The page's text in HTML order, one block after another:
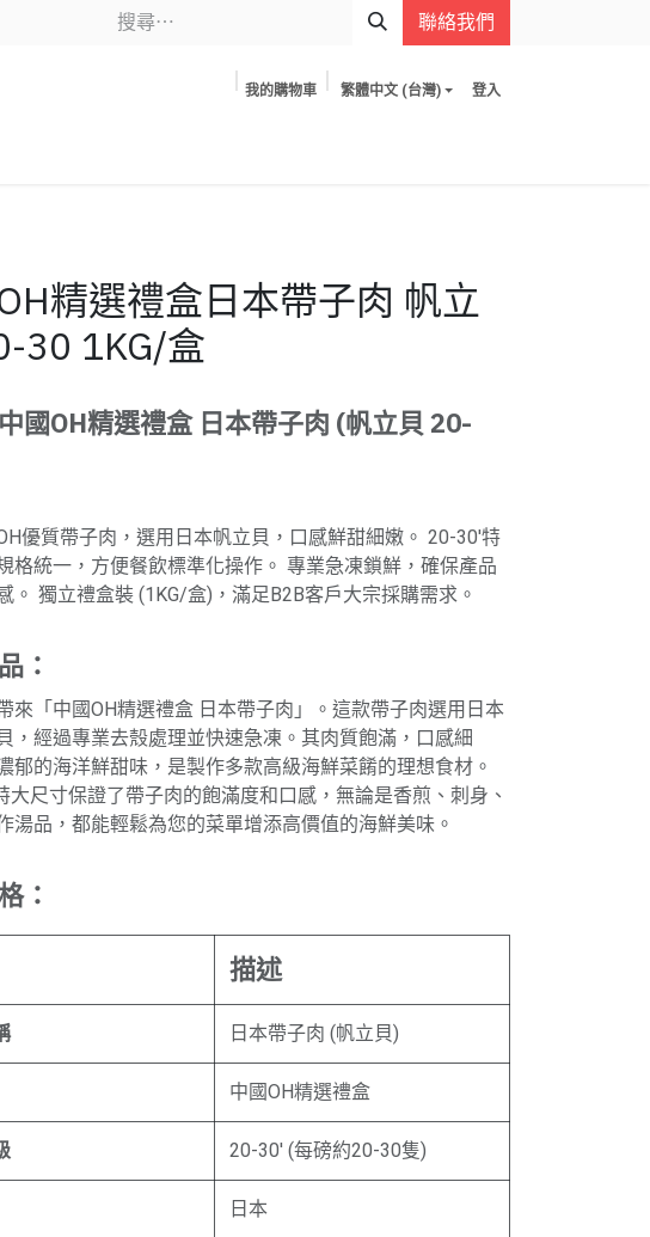
聯絡我們
我的購物車 繁體中文 (台灣) 登入
精選禮盒日本帶子肉 帆立
30 1KG/盒
國OH精選禮盒 日本帶子肉 (帆立貝 20-
優質帶子肉，選用日本帆立貝，口感鮮甜細嫩。 20-30'特
格統一，方便餐飲標準化操作。 專業急凍鎖鮮，確保產品
。 獨立禮盒裝 (1KG/盒)，滿足B2B客戶大宗採購需求。
：
來「中國OH精選禮盒 日本帶子肉」。這款帶子肉選用日本
，經過專業去殼處理並快速急凍。其肉質飽滿，口感細
郁的海洋鮮甜味，是製作多款高級海鮮菜餚的理想食材。
大尺寸保證了帶子肉的飽滿度和口感，無論是香煎、刺身、
湯品，都能輕鬆為您的菜單增添高價值的海鮮美味。
：
描述
日本帶子肉 (帆立貝)
中國OH精選禮盒
20-30' (每磅約20-30隻)
日本